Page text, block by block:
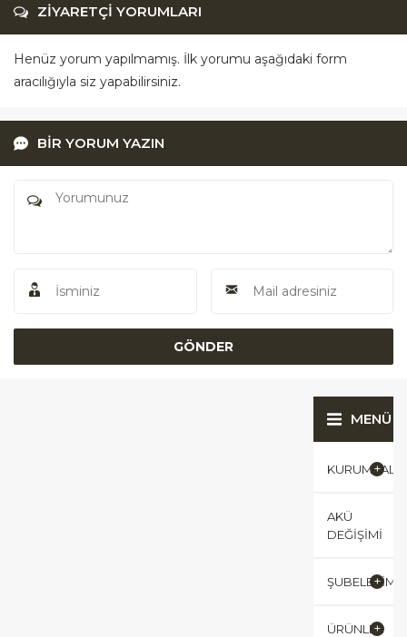
ZİYARETÇİ YORUMLARI
Henüz yorum yapılmamış. İlk yorumu aşağıdaki form
aracılığıyla siz yapabilirsiniz.
BİR YORUM YAZIN
MENÜ
KURUMSAL
AKÜ
DEĞIŞIMI
ÜRÜNLER